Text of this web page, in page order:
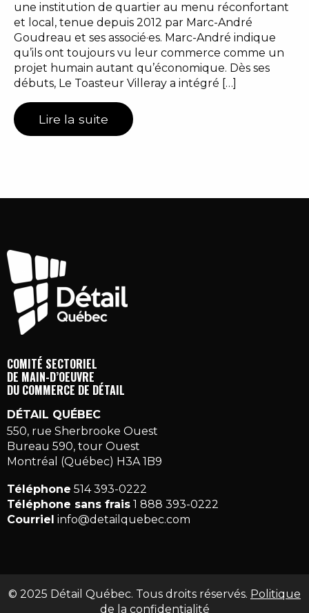
une institution de quartier au menu réconfortant
et local, tenue depuis 2012 par Marc-André
Goudreau et ses associé·es. Marc-André indique
qu’ils ont toujours vu leur commerce comme un
projet humain autant qu’économique. Dès ses
débuts, Le Toasteur Villeray a intégré […]
Lire la suite
COMITÉ SECTORIEL
DE MAIN-D’OEUVRE
DU COMMERCE DE DÉTAIL
DÉTAIL QUÉBEC
550, rue Sherbrooke Ouest
Bureau 590, tour Ouest
Montréal (Québec) H3A 1B9
Téléphone 514 393-0222
Téléphone sans frais 1 888 393-0222
Courriel info@detailquebec.com
© 2025 Détail Québec. Tous droits réservés. Politique
de la confidentialité